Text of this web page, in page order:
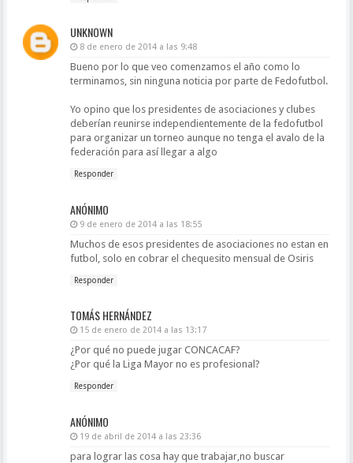
UNKNOWN
8 de enero de 2014 a las 9:48
Bueno por lo que veo comenzamos el año como lo
terminamos, sin ninguna noticia por parte de Fedofutbol.
Yo opino que los presidentes de asociaciones y clubes
deberían reunirse independientemente de la fedofutbol
para organizar un torneo aunque no tenga el avalo de la
federación para así llegar a algo
Responder
ANÓNIMO
9 de enero de 2014 a las 18:55
Muchos de esos presidentes de asociaciones no estan en
futbol, solo en cobrar el chequesito mensual de Osiris
Responder
TOMÁS HERNÁNDEZ
15 de enero de 2014 a las 13:17
¿Por qué no puede jugar CONCACAF?
¿Por qué la Liga Mayor no es profesional?
Responder
ANÓNIMO
19 de abril de 2014 a las 23:36
para lograr las cosa hay que trabajar,no buscar